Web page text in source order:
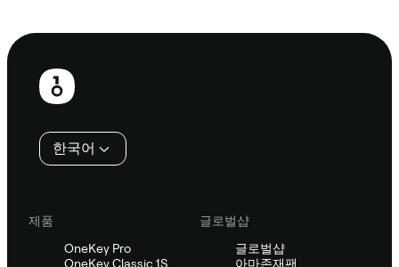
보
한국어
제품
OneKey Pro
OneKey Classic 1S
글로벌샵
글로벌샵
아마존재팬